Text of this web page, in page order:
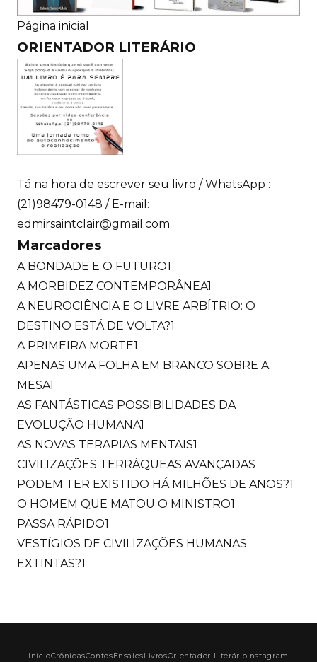
Página inicial
ORIENTADOR LITERÁRIO
Tá na hora de escrever seu livro / WhatsApp :
(21)98479-0148 / E-mail:
edmirsaintclair@gmail.com
Marcadores
A BONDADE E O FUTURO1
A MORBIDEZ CONTEMPORÂNEA1
A NEUROCIÊNCIA E O LIVRE ARBÍTRIO: O
DESTINO ESTÁ DE VOLTA?1
A PRIMEIRA MORTE1
APENAS UMA FOLHA EM BRANCO SOBRE A
MESA1
AS FANTÁSTICAS POSSIBILIDADES DA
EVOLUÇÃO HUMANA1
AS NOVAS TERAPIAS MENTAIS1
CIVILIZAÇÕES TERRÁQUEAS AVANÇADAS
PODEM TER EXISTIDO HÁ MILHÕES DE ANOS?1
O HOMEM QUE MATOU O MINISTRO1
PASSA RÁPIDO1
VESTÍGIOS DE CIVILIZAÇÕES HUMANAS
EXTINTAS?1
InícioCrônicasContosEnsaiosLivrosOrientador LiterárioInstagram